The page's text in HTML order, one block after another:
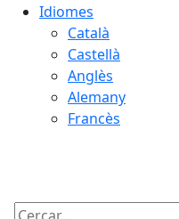
Idiomes
Català
Castellà
Anglès
Alemany
Francès